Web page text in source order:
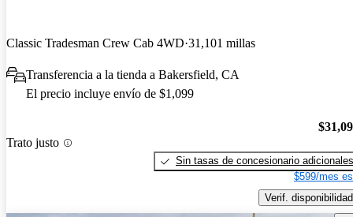
Classic Tradesman Crew Cab 4WD 31,101 millas
Transferencia a la tienda a Bakersfield, CA
El precio incluye envío de $1,099
Trato justo
Sin tasas de concesionario adicionales
$599/mes
Verif. disponibilidad